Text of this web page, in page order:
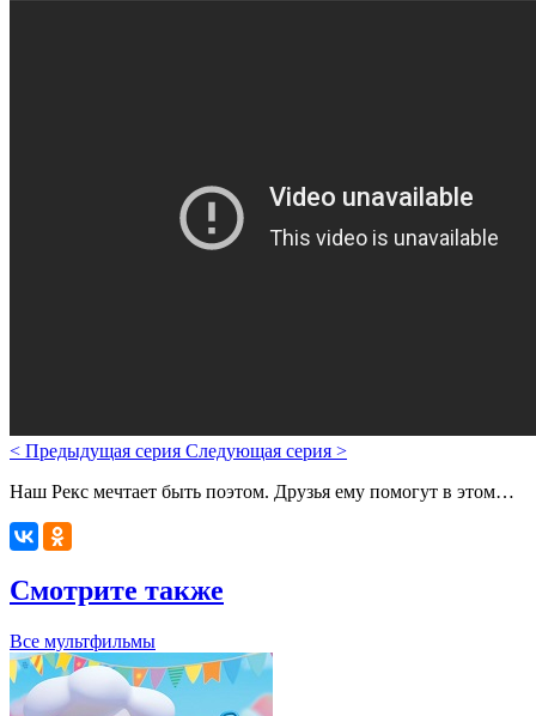
< Предыдущая серия Следующая серия >
Наш Рекс мечтает быть поэтом. Друзья ему помогут в этом…
Смотрите также
Все мультфильмы